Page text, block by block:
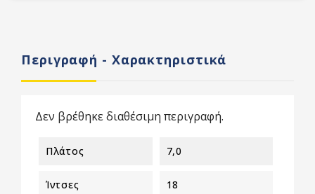
Περιγραφή - Χαρακτηριστικά
Δεν βρέθηκε διαθέσιμη περιγραφή.
Πλάτος 7,0
Ίντσες 18